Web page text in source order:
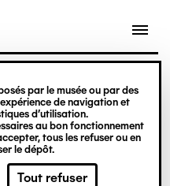
par le musée ou par des
de navigation et
d’utilisation.
au bon fonctionnement
tous les refuser ou en
le dépôt.
Tout refuser